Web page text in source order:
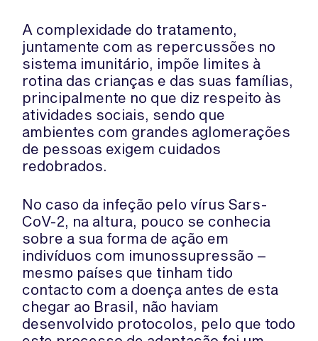
A complexidade do tratamento,
juntamente com as repercussões no
sistema imunitário, impõe limites à
rotina das crianças e das suas famílias,
principalmente no que diz respeito às
atividades sociais, sendo que
ambientes com grandes aglomerações
de pessoas exigem cuidados
redobrados.
No caso da infeção pelo vírus Sars-
CoV-2, na altura, pouco se conhecia
sobre a sua forma de ação em
indivíduos com imunossupressão –
mesmo países que tinham tido
contacto com a doença antes de esta
chegar ao Brasil, não haviam
desenvolvido protocolos, pelo que todo